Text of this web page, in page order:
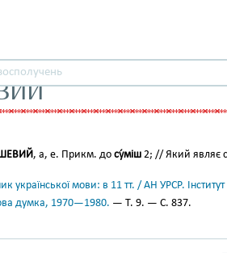
, а, е. Прикм. до су́міш 2; // Який являє
української мови: в 11 тт. / АН УРСР.
думка, 1970—1980. — Т. 9. — С. 837.